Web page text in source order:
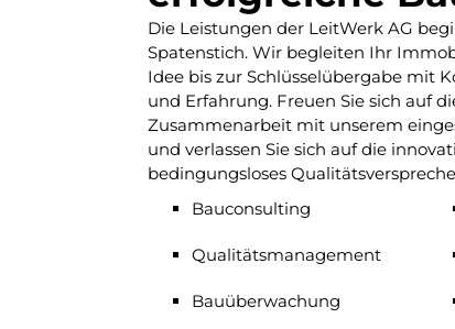
Die Leistungen der LeitWerk AG
Spatenstich. Wir begleiten Ihr
Idee bis zur Schlüsselübergabe mit
und Erfahrung. Freuen Sie sich auf
Zusammenarbeit mit unserem
und verlassen Sie sich auf die
bedingungsloses
Bau­consulting
Qualitäts­manage­ment
Bau­über­wachung